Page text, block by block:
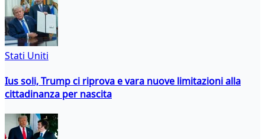
Stati Uniti
Ius soli, Trump ci riprova e vara nuove limitazioni alla
cittadinanza per nascita